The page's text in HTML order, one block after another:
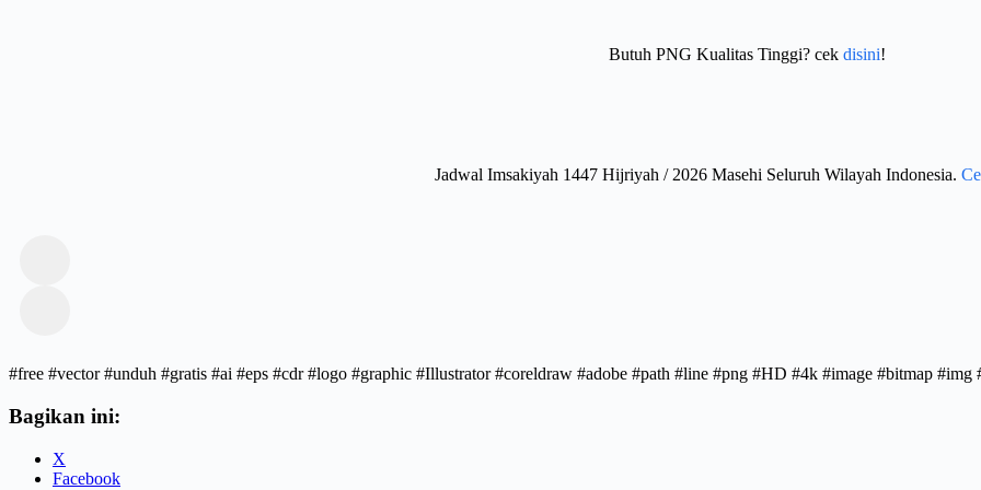
Butuh PNG Kualitas Tinggi? cek disini!
Jadwal Imsakiyah 1447 Hijriyah / 2026 Masehi Seluruh Wilayah Indonesia.
#free #vector #unduh #gratis #ai #eps #cdr #logo #graphic #Illustrator #coreldraw #adobe #path #line #png #HD #4k #image #bitmap
Bagikan ini:
X
Facebook